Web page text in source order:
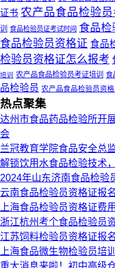
证书 农产品食品检验
训 食品检验员证考试时间 食品检
食品检验员资格证 食品
检验员资格证怎么报考
培训 农产品食品检验员考证培训 食
品检验员 农产品食品检验员资
热点聚集
达州市食品药品检验所开
会
兰冠教育学院食品安全总
解锁饮用水食品检验技术
2024年山东济南食品检验
云南食品检验员资格证报
上海食品检验员资格证费
浙江杭州考个食品检验员
江苏饲料检验员资格证报
上海食品微生物检验员培
重大消息来啦！初中高级